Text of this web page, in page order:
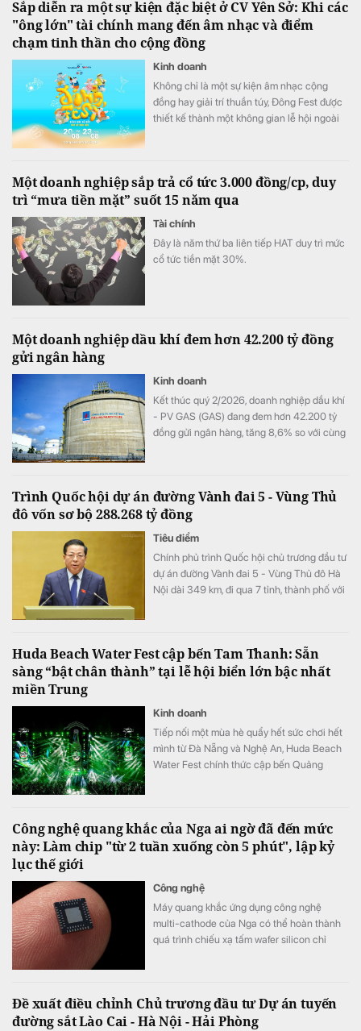
Sắp diễn ra một sự kiện đặc biệt ở CV Yên Sở: Khi các
"ông lớn" tài chính mang đến âm nhạc và điểm
chạm tinh thần cho cộng đồng
Kinh doanh
Không chỉ là một sự kiện âm nhạc cộng
đồng hay giải trí thuần túy, Đông Fest được
thiết kế thành một không gian lễ hội ngoài
Một doanh nghiệp sắp trả cổ tức 3.000 đồng/cp, duy
trì “mưa tiền mặt” suốt 15 năm qua
Tài chính
Đây là năm thứ ba liên tiếp HAT duy trì mức
cổ tức tiền mặt 30%.
Một doanh nghiệp dầu khí đem hơn 42.200 tỷ đồng
gửi ngân hàng
Kinh doanh
Kết thúc quý 2/2026, doanh nghiệp dầu khí
- PV GAS (GAS) đang đem hơn 42.200 tỷ
đồng gửi ngân hàng, tăng 8,6% so với cùng
Trình Quốc hội dự án đường Vành đai 5 - Vùng Thủ
đô vốn sơ bộ 288.268 tỷ đồng
Tiêu điểm
Chính phủ trình Quốc hội chủ trương đầu tư
dự án đường Vành đai 5 - Vùng Thủ đô Hà
Nội dài 349 km, đi qua 7 tỉnh, thành phố với
vùng.
Huda Beach Water Fest cập bến Tam Thanh: Sẵn
sàng “bật chân thành” tại lễ hội biển lớn bậc nhất
miền Trung
Kinh doanh
Tiếp nối một mùa hè quẩy hết sức chơi hết
mình từ Đà Nẵng và Nghệ An, Huda Beach
Water Fest chính thức cập bến Quảng
Công nghệ quang khắc của Nga ai ngờ đã đến mức
này: Làm chip "từ 2 tuần xuống còn 5 phút", lập kỷ
lục thế giới
Công nghệ
Máy quang khắc ứng dụng công nghệ
multi-cathode của Nga có thể hoàn thành
quá trình chiếu xạ tấm wafer silicon chỉ
Đề xuất điều chỉnh Chủ trương đầu tư Dự án tuyến
đường sắt Lào Cai - Hà Nội - Hải Phòng